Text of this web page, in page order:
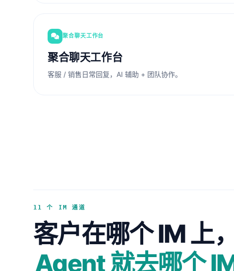
聚合聊天工作台
聚合聊天工作台
客服 / 销售日常回复，AI 辅助 + 团队协作。
11 个 IM 通道
客户在哪个 IM 上，
Agent 就去哪个